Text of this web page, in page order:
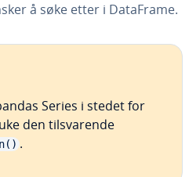
å søke etter i DataFrame.
Series i stedet for
den tilsvarende
.